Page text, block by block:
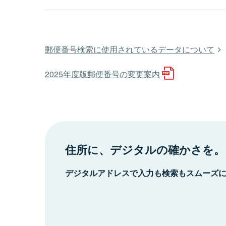
郵便番号検索に使用されているデータについて
2025年度版郵便番号の変更案内
住所に、デジタルの確かさを。
デジタルアドレスで入力も検索もスムーズ